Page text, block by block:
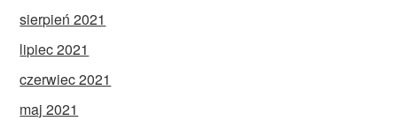
sierpień 2021
lipiec 2021
czerwiec 2021
maj 2021